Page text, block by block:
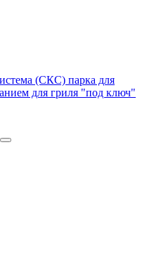
(СКС) парка для
для гриля "под ключ"